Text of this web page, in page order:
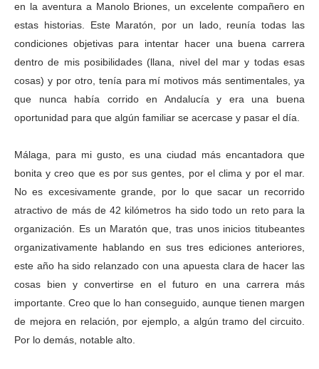
en la aventura a Manolo Briones, un excelente compañero en
estas historias. Este Maratón, por un lado, reunía todas las
condiciones objetivas para intentar hacer una buena carrera
dentro de mis posibilidades (llana, nivel del mar y todas esas
cosas) y por otro, tenía para mí motivos más sentimentales, ya
que nunca había corrido en Andalucía y era una buena
oportunidad para que algún familiar se acercase y pasar el día.
Málaga, para mi gusto, es una ciudad más encantadora que
bonita y creo que es por sus gentes, por el clima y por el mar.
No es excesivamente grande, por lo que sacar un recorrido
atractivo de más de 42 kilómetros ha sido todo un reto para la
organización. Es un Maratón que, tras unos inicios titubeantes
organizativamente hablando en sus tres ediciones anteriores,
este año ha sido relanzado con una apuesta clara de hacer las
cosas bien y convertirse en el futuro en una carrera más
importante. Creo que lo han conseguido, aunque tienen margen
de mejora en relación, por ejemplo, a algún tramo del circuito.
Por lo demás, notable alto.